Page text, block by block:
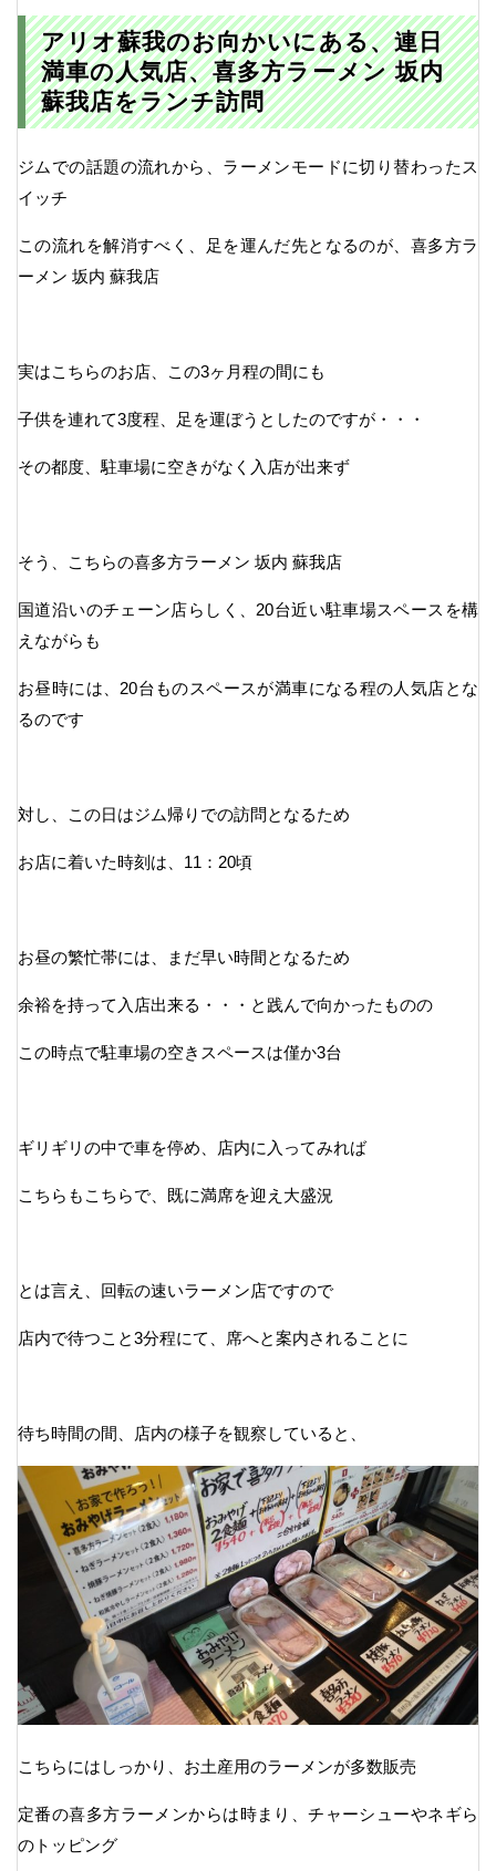
アリオ蘇我のお向かいにある、連日
満車の人気店、喜多方ラーメン 坂内
蘇我店をランチ訪問
ジムでの話題の流れから、ラーメンモードに切り替わったス
イッチ
この流れを解消すべく、足を運んだ先となるのが、喜多方ラ
ーメン 坂内 蘇我店
実はこちらのお店、この3ヶ月程の間にも
子供を連れて3度程、足を運ぼうとしたのですが・・・
その都度、駐車場に空きがなく入店が出来ず
そう、こちらの喜多方ラーメン 坂内 蘇我店
国道沿いのチェーン店らしく、20台近い駐車場スペースを構
えながらも
お昼時には、20台ものスペースが満車になる程の人気店とな
るのです
対し、この日はジム帰りでの訪問となるため
お店に着いた時刻は、11：20頃
お昼の繁忙帯には、まだ早い時間となるため
余裕を持って入店出来る・・・と践んで向かったものの
この時点で駐車場の空きスペースは僅か3台
ギリギリの中で車を停め、店内に入ってみれば
こちらもこちらで、既に満席を迎え大盛況
とは言え、回転の速いラーメン店ですので
店内で待つこと3分程にて、席へと案内されることに
待ち時間の間、店内の様子を観察していると、
こちらにはしっかり、お土産用のラーメンが多数販売
定番の喜多方ラーメンからは時まり、チャーシューやネギら
のトッピング